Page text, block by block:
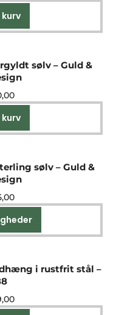
sølv – Guld &
sølv – Guld &
vare
varianter.
kan
i rustfrit stål –